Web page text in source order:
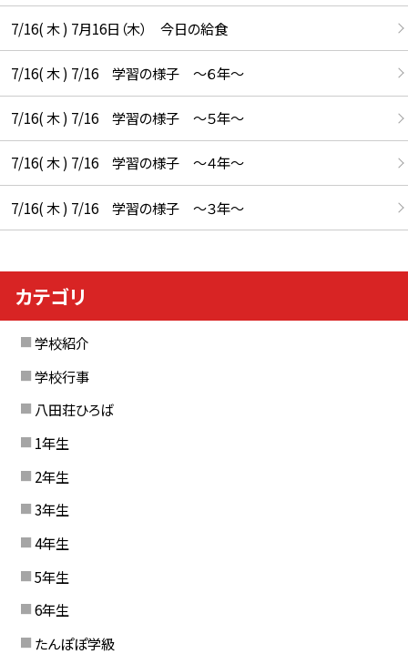
7/16( 木 ) 7月16日（木） 今日の給食
7/16( 木 ) 7/16 学習の様子 ～６年～
7/16( 木 ) 7/16 学習の様子 ～５年～
7/16( 木 ) 7/16 学習の様子 ～４年～
7/16( 木 ) 7/16 学習の様子 ～３年～
カテゴリ
学校紹介
学校行事
八田荘ひろば
1年生
2年生
3年生
4年生
5年生
6年生
たんぽぽ学級